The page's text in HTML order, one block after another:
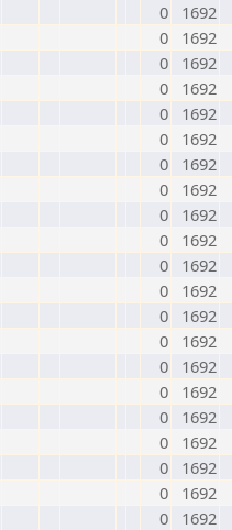
0
1692
0
1692
0
1692
0
1692
0
1692
0
1692
0
1692
0
1692
0
1692
0
1692
0
1692
0
1692
0
1692
0
1692
0
1692
0
1692
0
1692
0
1692
0
1692
0
1692
0
1692